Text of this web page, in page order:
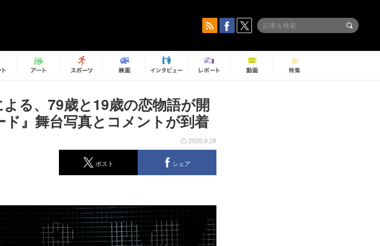
る、79歳と19歳の恋物語が開
』舞台写真とコメントが到着
2020.9.28
ポスト シェア